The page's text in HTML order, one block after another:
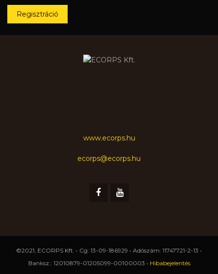
Regisztráció
www.ecorps.hu
ecorps@ecorps.hu
©2021, ECORPS Kft. • Cg: 13-09-186929 • Adószám: 11747721-2-13 •
Banksz.: 12010879-01205099-00100003 • Hibabejelentés